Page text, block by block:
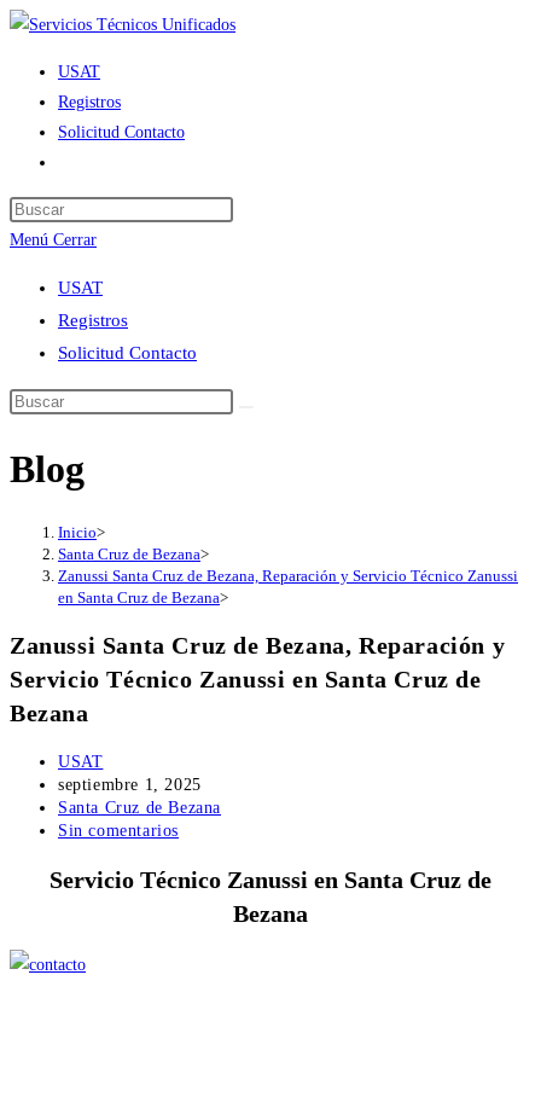
Ir
contenido
USAT
Registros
Solicitud Contacto
de
la
web
Menú Cerrar
USAT
Registros
Solicitud Contacto
Blog
Inicio>
Santa Cruz de Bezana>
Zanussi Santa Cruz de Bezana, Reparación y Servicio Técnico Zanussi
en Santa Cruz de Bezana>
Zanussi Santa Cruz de Bezana, Reparación y
Servicio Técnico Zanussi en Santa Cruz de
Bezana
Autor
de
la
entrada:
USAT
Publicación
de
la
septiembre 1, 2025
Categoría
de
entrada:
Santa Cruz de Bezana
Comentarios
la
Sin comentarios
Servicio Técnico Zanussi en Santa Cruz de
Bezana